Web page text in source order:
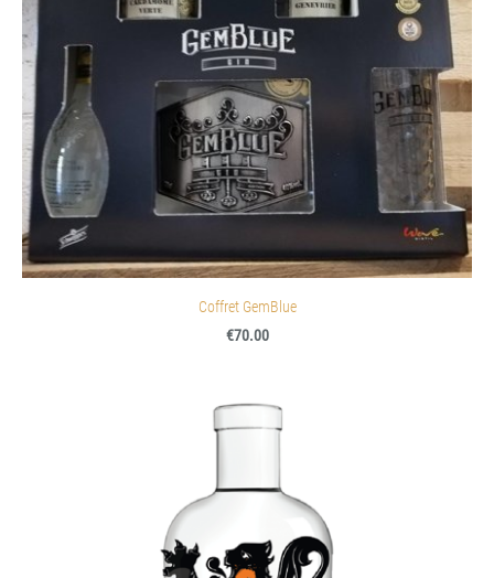
Coffret GemBlue
€70.00